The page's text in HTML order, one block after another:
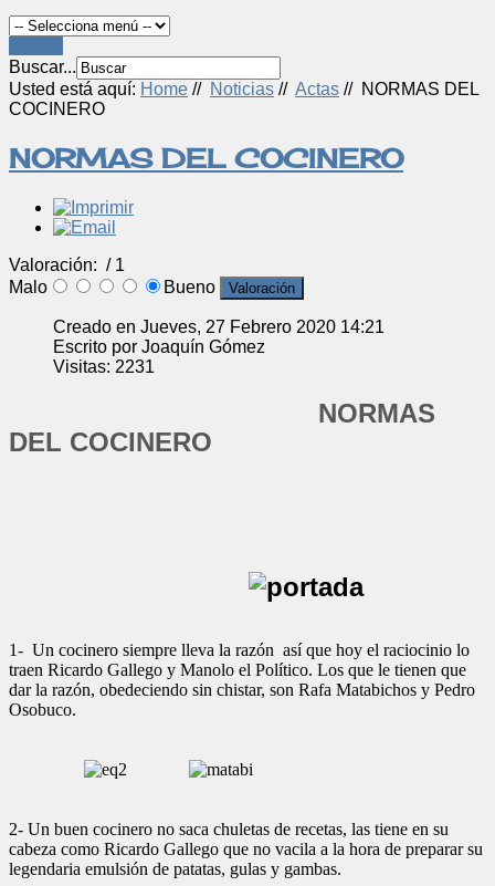
Buscar...
Usted está aquí: Home // Noticias // Actas // NORMAS DEL
COCINERO
NORMAS DEL COCINERO
Valoración: / 1
Malo
Bueno
Creado en Jueves, 27 Febrero 2020 14:21
Escrito por Joaquín Gómez
Visitas: 2231
NORMAS
DEL COCINERO
1- Un cocinero siempre lleva la razón así que hoy el raciocinio lo
traen Ricardo Gallego y Manolo el Político. Los que le tienen que
dar la razón, obedeciendo sin chistar, son Rafa Matabichos y Pedro
Osobuco.
2- Un buen cocinero no saca chuletas de recetas, las tiene en su
cabeza como Ricardo Gallego que no vacila a la hora de preparar su
legendaria emulsión de patatas, gulas y gambas.